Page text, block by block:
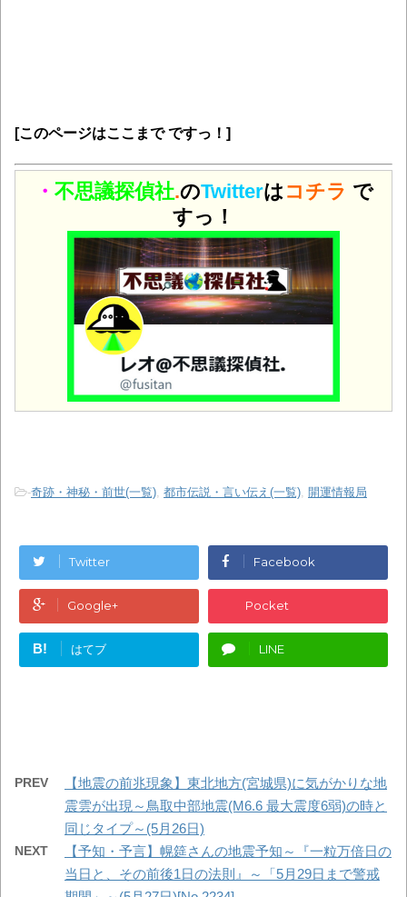
[このページはここまで ですっ！]
・ 不思議探偵社.のTwitterはコチラ で
すっ！
-奇跡・神秘・前世(一覧) 都市伝説・言い伝え(一覧) 開運情報局
Twitter Facebook
Google+ Pocket
B! はてブ LINE
PREV
【地震の前兆現象】東北地方(宮城県)に気がかりな地
震雲が出現～鳥取中部地震(M6.6 最大震度6弱)の時と
同じタイプ～(5月26日)
NEXT
【予知・予言】幌筵さんの地震予知～『一粒万倍日の
当日と、その前後1日の法則』～「5月29日まで警戒